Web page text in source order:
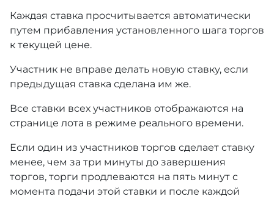
Каждая ставка просчитывается автоматически
путем прибавления установленного шага торгов
к текущей цене.
Участник не вправе делать новую ставку, если
предыдущая ставка сделана им же.
Все ставки всех участников отображаются на
странице лота в режиме реального времени.
Если один из участников торгов сделает ставку
менее, чем за три минуты до завершения
торгов, торги продлеваются на пять минут с
момента подачи этой ставки и после каждой